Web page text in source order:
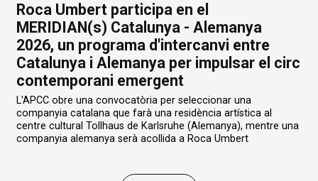
Roca Umbert participa en el
MERIDIAN(s) Catalunya - Alemanya
2026, un programa d'intercanvi entre
Catalunya i Alemanya per impulsar el circ
contemporani emergent
L'APCC obre una convocatòria per seleccionar una
companyia catalana que farà una residència artística al
centre cultural Tollhaus de Karlsruhe (Alemanya), mentre una
companyia alemanya serà acollida a Roca Umbert